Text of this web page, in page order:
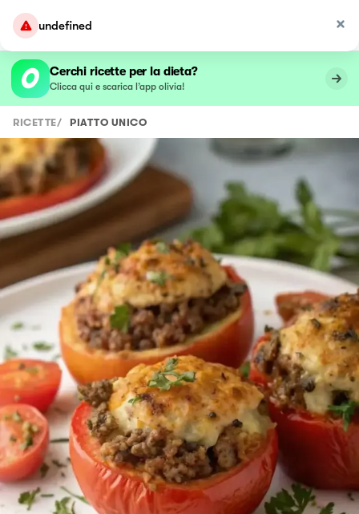
undefined
Cerchi ricette per la dieta?
Clicca qui e scarica l’app olivia!
RICETTE/ PIATTO UNICO